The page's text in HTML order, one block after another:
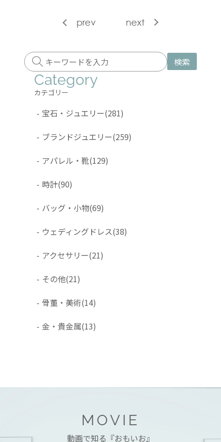
prev next
検索
Category
カテゴリー
- 宝石・ジュエリー(281)
- ブランドジュエリー(259)
- アパレル・靴(129)
- 時計(90)
- バッグ・小物(69)
- ウェディングドレス(38)
- アクセサリー(21)
- その他(21)
- 骨董・美術(14)
- 金・貴金属(13)
MOVIE
動画で知る『おもいお』